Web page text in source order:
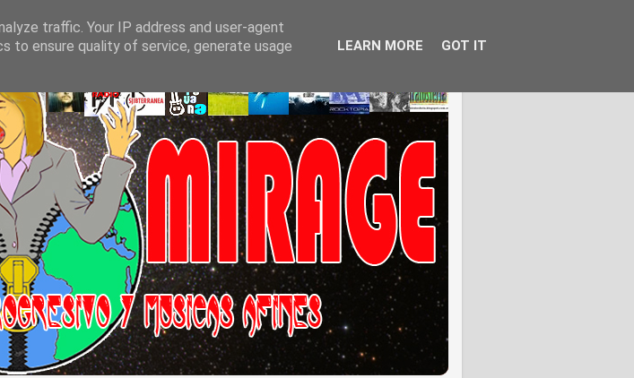
traffic. Your IP address and user-agent
to ensure quality of service, generate usage
LEARN MORE GOT IT